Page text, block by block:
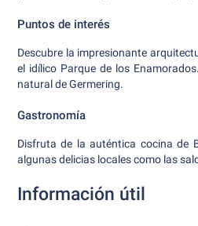
Puntos de interés
Descubre la impresionante
el idílico Parque de los
natural de Germering.
Gastronomía
Disfruta de la auténtica cocina de
algunas delicias locales como las
Información útil